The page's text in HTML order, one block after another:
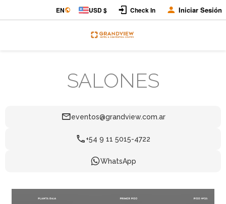
EN USD $ Check In Iniciar Sesión
SALONES
eventos@grandview.com.ar
+54 9 11 5015-4722
WhatsApp